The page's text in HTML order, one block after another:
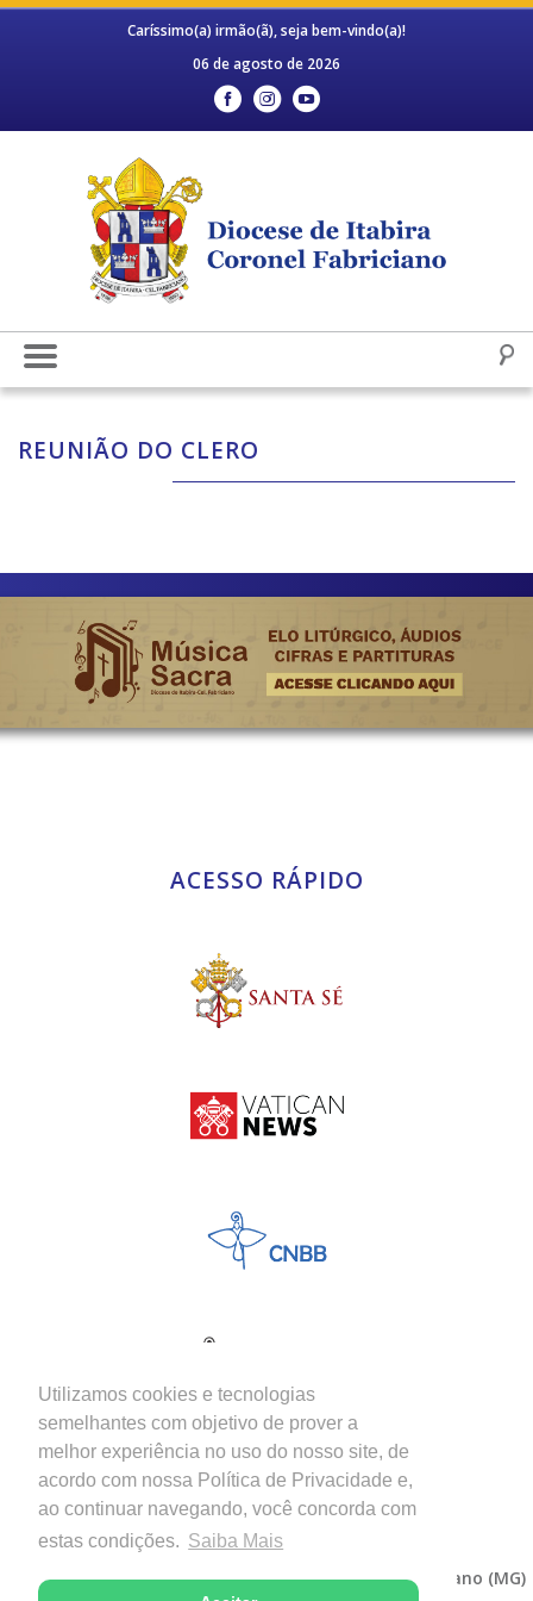
Utilizamos cookies e tecnologias
semelhantes com objetivo de prover a
melhor experiência no uso do nosso site, de
acordo com nossa Política de Privacidade e,
ao continuar navegando, você concorda com
estas condições. Saiba Mais
Caríssimo(a) irmão(ã), seja bem-vindo(a)!
06 de agosto de 2026
REUNIÃO DO CLERO
ACESSO RÁPIDO
Copyright © 2026 - Diocese de Itabira-Coronel Fabriciano (MG)